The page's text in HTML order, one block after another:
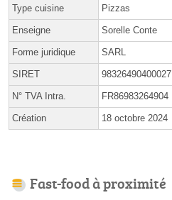
Type cuisine Pizzas
Enseigne Sorelle Conte
Forme juridique SARL
SIRET 98326490400027
N° TVA Intra. FR86983264904
Création 18 octobre 2024
Fast-food à proximité